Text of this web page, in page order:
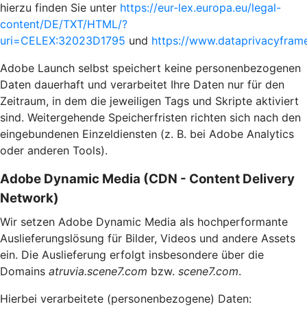
hierzu finden Sie unter https://eur-lex.europa.eu/legal-
content/DE/TXT/HTML/?
uri=CELEX:32023D1795 und https://
Adobe Launch selbst speichert keine personenbezogenen
Daten dauerhaft und verarbeitet Ihre Daten nur für den
Zeitraum, in dem die jeweiligen Tags und Skripte aktiviert
sind. Weitergehende Speicherfristen richten sich nach den
eingebundenen Einzeldiensten (z. B. bei Adobe Analytics
oder anderen Tools).
Adobe Dynamic Media (CDN - Content Delivery
Network)
Wir setzen Adobe Dynamic Media als hochperformante
Auslieferungslösung für Bilder, Videos und andere Assets
ein. Die Auslieferung erfolgt insbesondere über die
Domains atruvia.scene7.com bzw. scene7.com.
Hierbei verarbeitete (personenbezogene) Daten: